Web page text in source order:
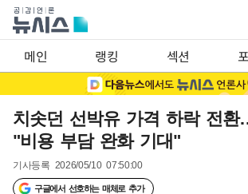
메인 랭킹 섹션
치솟던 선박유 가격 하락 전환
"비용 부담 완화 기대"
기사등록 2026/05/10 07:50:00
구글에서 선호하는 매체로 추가